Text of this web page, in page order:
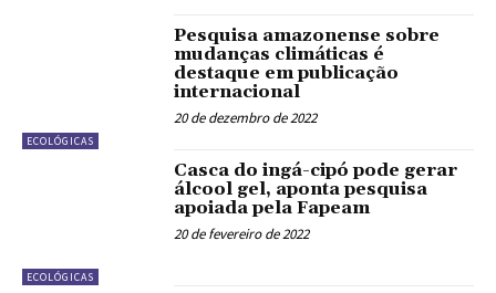
ECOLÓGICAS
Pesquisa amazonense sobre
mudanças climáticas é
destaque em publicação
internacional
20 de dezembro de 2022
ECOLÓGICAS
Casca do ingá-cipó pode gerar
álcool gel, aponta pesquisa
apoiada pela Fapeam
20 de fevereiro de 2022